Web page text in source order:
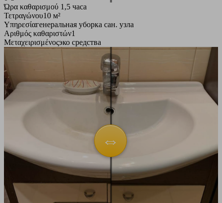
Ώρα καθαρισμού 1,5 часа
Τετραγώνου10 м²
Υπηρεσίαгенеральная уборка сан. узла
Αριθμός καθαριστών1
Μεταχειρισμένοςэко средства